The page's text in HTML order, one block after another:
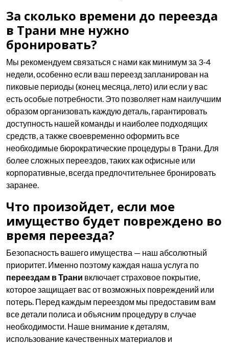
За сколько времени до переезда
в Трани мне нужно
бронировать?
Мы рекомендуем связаться с нами как минимум за 3-4
недели, особенно если ваш переезд запланирован на
пиковые периоды (конец месяца, лето) или если у вас
есть особые потребности. Это позволяет нам наилучшим
образом организовать каждую деталь, гарантировать
доступность нашей команды и наиболее подходящих
средств, а также своевременно оформить все
необходимые бюрократические процедуры в Трани. Для
более сложных переездов, таких как офисные или
корпоративные, всегда предпочтительнее бронировать
заранее.
Что произойдет, если мое
имущество будет повреждено во
время переезда?
Безопасность вашего имущества — наш абсолютный
приоритет. Именно поэтому каждая наша услуга по
переездам в Трани включает страховое покрытие,
которое защищает вас от возможных повреждений или
потерь. Перед каждым переездом мы предоставим вам
все детали полиса и объясним процедуру в случае
необходимости. Наше внимание к деталям,
использование качественных материалов и